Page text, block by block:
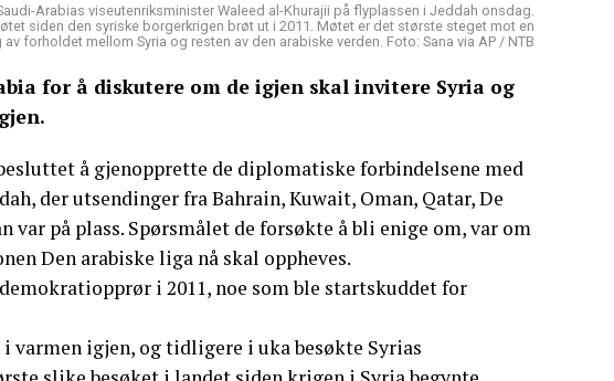
Arabias viseutenriksminister Waleed al-Khurajii på flyplassen i Jeddah onsdag.
siden den syriske borgerkrigen brøt ut i 2011. Møtet er det største steget mot en
forholdet mellom Syria og resten av den arabiske verden. Foto: Sana via AP / NTB
for å diskutere om de igjen skal invitere Syria og
å gjenopprette de diplomatiske forbindelsene med
der utsendinger fra Bahrain, Kuwait, Oman, Qatar, De
var på plass. Spørsmålet de forsøkte å bli enige om, var om
Den arabiske liga nå skal oppheves.
i 2011, noe som ble startskuddet for
varmen igjen, og tidligere i uka besøkte Syrias